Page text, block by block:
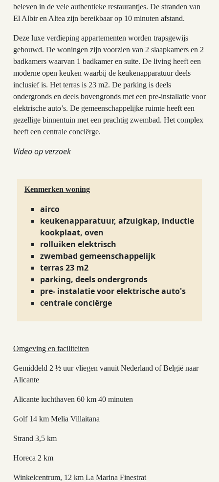
beleven in de vele authentieke restaurantjes. De stranden van
El Albir en Altea zijn bereikbaar op 10 minuten afstand.
Deze luxe verdieping appartementen worden trapsgewijs
gebouwd. De woningen zijn voorzien van 2 slaapkamers en 2
badkamers waarvan 1 badkamer en suite. De living heeft een
moderne open keuken waarbij de keukenapparatuur deels
inclusief is. Het terras is 23 m2. De parking is deels
ondergronds en deels bovengronds met een pre-installatie voor
elektrische auto’s. De gemeenschappelijke ruimte heeft een
gezellige binnentuin met een prachtig zwembad. Het complex
heeft een centrale conciërge.
Video op verzoek
Kenmerken woning
airco
keukenapparatuur, afzuigkap, inductie
kookplaat, oven
rolluiken elektrisch
zwembad gemeenschappelijk
terras 23 m2
parking, deels ondergronds
pre- instalatie voor elektrische auto's
centrale conciërge
Omgeving en faciliteiten
Gemiddeld 2 ½ uur vliegen vanuit Nederland of België naar
Alicante
Alicante luchthaven 60 km 40 minuten
Golf 14 km Melia Villaitana
Strand 3,5 km
Horeca 2 km
Winkelcentrum, 12 km La Marina Finestrat